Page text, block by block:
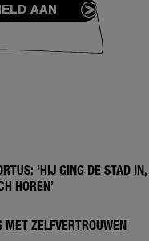
AAN
‘HIJ GING DE STAD IN,
HOREN’
ZELFVERTROUWEN